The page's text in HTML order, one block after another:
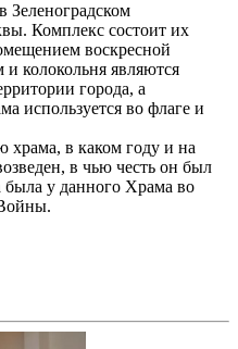
Зеленоградском
Комплекс состоит их
воскресной
колокольня являются
города, а
используется во флаге и
храма, в каком году и на
в чью честь он был
была у данного Храма во